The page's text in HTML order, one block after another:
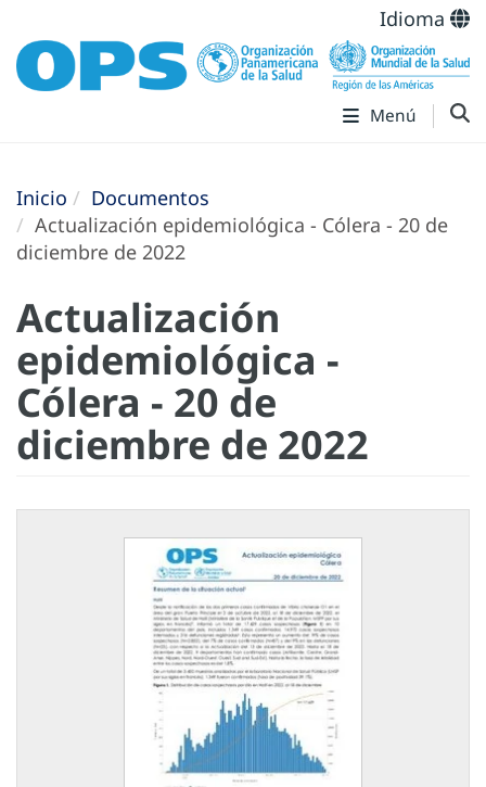
Idioma
Menú
Inicio
Documentos
Actualización epidemiológica - Cólera - 20 de
diciembre de 2022
Actualización
epidemiológica -
Cólera - 20 de
diciembre de 2022